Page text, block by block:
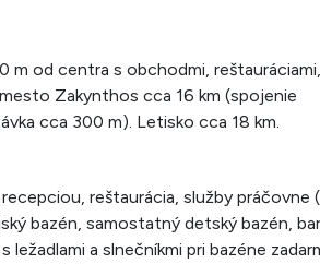
m od centra s obchodmi, reštauráciami,
Zakynthos cca 16 km (spojenie
cca 300 m). Letisko cca 18 km.
reštaurácia, služby práčovne
bazén, samostatný detský bazén,
ležadlami a slnečníkmi pri bazéne